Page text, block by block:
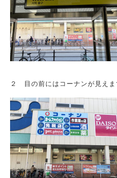
２ 目の前にはコーナンが見えま